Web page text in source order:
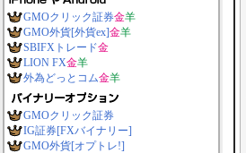
GMOクリック証券金羊
GMO外貨[外貨ex]金羊
SBIFXトレード金
LION FX金羊
外為どっとコム金羊
GMOクリック証券
IG証券[FXバイナリー]
GMO外貨[オプトレ!]